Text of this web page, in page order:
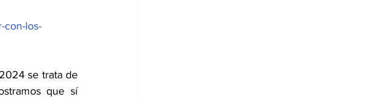
con-los-
se trata de
que sí